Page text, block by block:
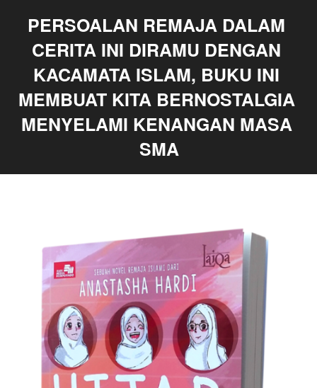
PERSOALAN REMAJA DALAM
CERITA INI DIRAMU DENGAN
KACAMATA ISLAM, BUKU INI
MEMBUAT KITA BERNOSTALGIA
MENYELAMI KENANGAN MASA
SMA